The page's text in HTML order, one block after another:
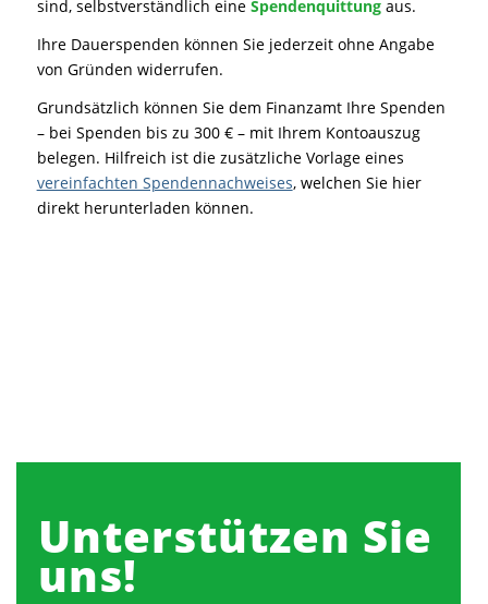
sind, selbstverständlich eine Spendenquittungaus.
Ihre Dauerspenden können Sie jederzeit ohne Angabe
von Gründen widerrufen.
Grundsätzlich können Sie dem Finanzamt Ihre Spenden
– bei Spenden bis zu 300 € – mit Ihrem Kontoauszug
belegen. Hilfreich ist die zusätzliche Vorlage eines
vereinfachten Spendennachweises, welchen Sie hier
direkt herunterladen können.
Unterstützen Sie
uns!